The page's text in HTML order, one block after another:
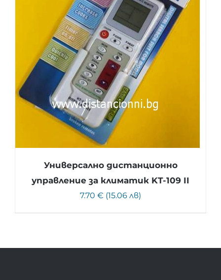
Универсално дистанционно
управление за климатик KT-109 II
7.70 € (15.06 лв)